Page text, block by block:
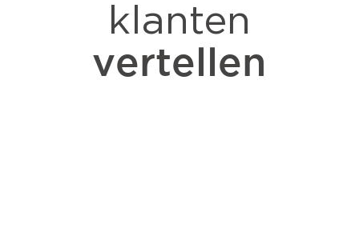
klanten
vertellen